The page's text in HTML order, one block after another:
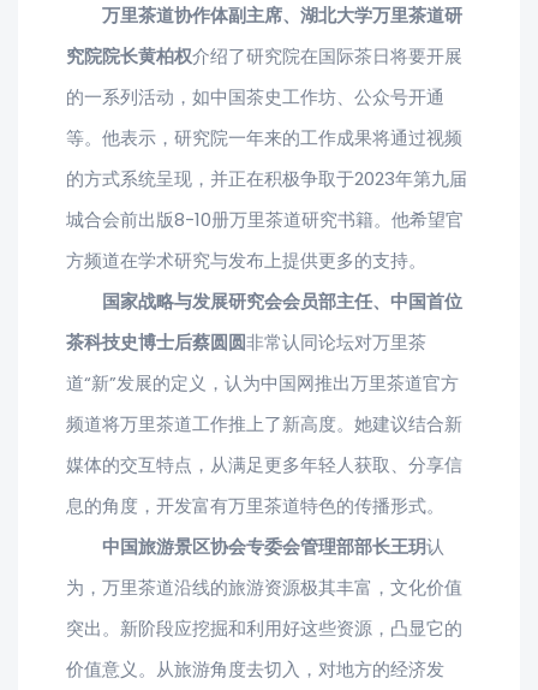
万里茶道协作体副主席、湖北大学万里茶道研
究院院长黄柏权介绍了研究院在国际茶日将要开展
的一系列活动，如中国茶史工作坊、公众号开通
等。他表示，研究院一年来的工作成果将通过视频
的方式系统呈现，并正在积极争取于2023年第九届
城合会前出版8-10册万里茶道研究书籍。他希望官
方频道在学术研究与发布上提供更多的支持。
国家战略与发展研究会会员部主任、中国首位
茶科技史博士后蔡圆圆非常认同论坛对万里茶
道“新”发展的定义，认为中国网推出万里茶道官方
频道将万里茶道工作推上了新高度。她建议结合新
媒体的交互特点，从满足更多年轻人获取、分享信
息的角度，开发富有万里茶道特色的传播形式。
中国旅游景区协会专委会管理部部长王玥认
为，万里茶道沿线的旅游资源极其丰富，文化价值
突出。新阶段应挖掘和利用好这些资源，凸显它的
价值意义。从旅游角度去切入，对地方的经济发